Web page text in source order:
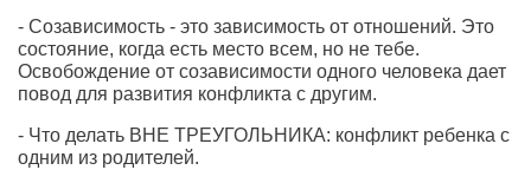
- Созависимость - это зависимость от отношений. Это
состояние, когда есть место всем, но не тебе.
Освобождение от созависимости одного человека дает
повод для развития конфликта с другим.
- Что делать ВНЕ ТРЕУГОЛЬНИКА: конфликт ребенка с
одним из родителей.